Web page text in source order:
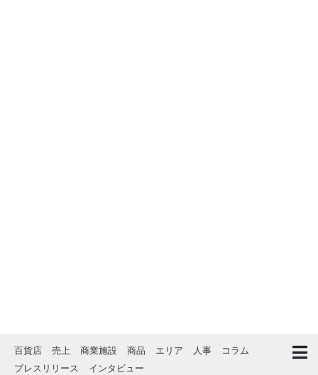
百貨店 売上 商業施設 商品 エリア 人事
コラム
プレスリリース
インタビュー